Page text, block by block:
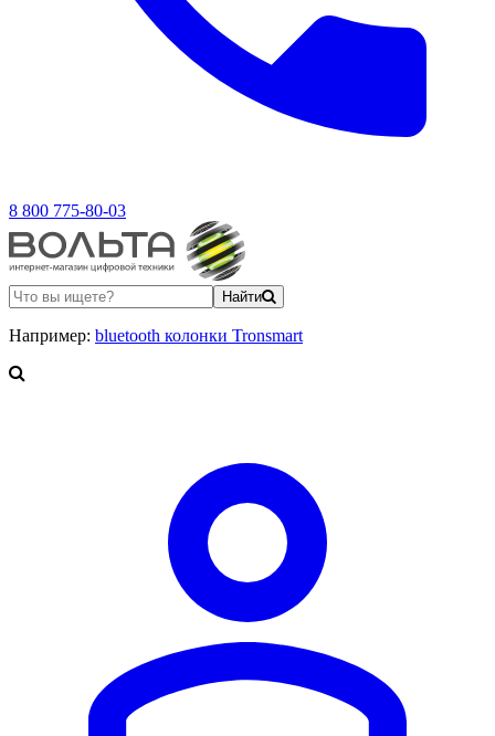
8 800 775-80-03
Найти
Например: bluetooth колонки Tronsmart